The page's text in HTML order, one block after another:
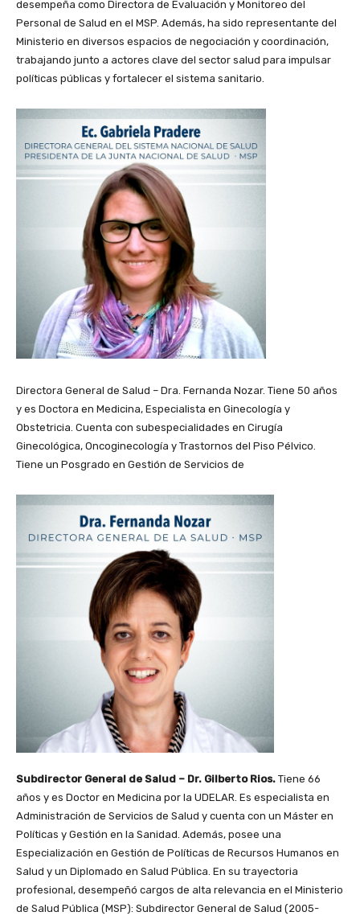
desempeña como Directora de Evaluación y Monitoreo del
Personal de Salud en el MSP. Además, ha sido representante del
Ministerio en diversos espacios de negociación y coordinación,
trabajando junto a actores clave del sector salud para impulsar
políticas públicas y fortalecer el sistema sanitario.
Directora General de Salud – Dra. Fernanda Nozar. Tiene 50 años
y es Doctora en Medicina, Especialista en Ginecología y
Obstetricia. Cuenta con subespecialidades en Cirugía
Ginecológica, Oncoginecología y Trastornos del Piso Pélvico.
Tiene un Posgrado en Gestión de Servicios de
Subdirector General de Salud – Dr. Gilberto Rios. Tiene 66
años y es Doctor en Medicina por la UDELAR. Es especialista en
Administración de Servicios de Salud y cuenta con un Máster en
Políticas y Gestión en la Sanidad. Además, posee una
Especialización en Gestión de Políticas de Recursos Humanos en
Salud y un Diplomado en Salud Pública. En su trayectoria
profesional, desempeñó cargos de alta relevancia en el Ministerio
de Salud Pública (MSP): Subdirector General de Salud (2005-